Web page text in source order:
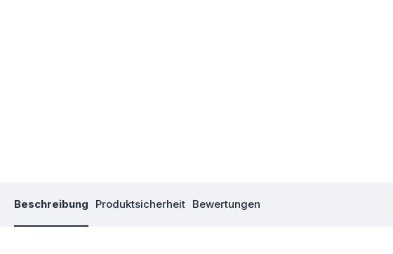
Beschreibung Produktsicherheit Bewertungen